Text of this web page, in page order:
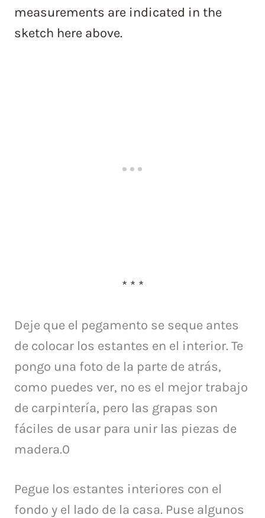
measurements are indicated in the
sketch here above.
* * *
Deje que el pegamento se seque antes
de colocar los estantes en el interior. Te
pongo una foto de la parte de atrás,
como puedes ver, no es el mejor trabajo
de carpintería, pero las grapas son
fáciles de usar para unir las piezas de
madera.0
Pegue los estantes interiores con el
fondo y el lado de la casa. Puse algunos